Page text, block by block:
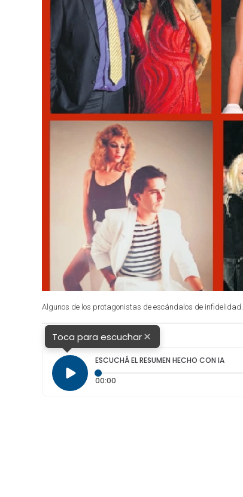
Algunos de los protagonistas de escándalos de infidelidad.
Toca para escuchar×
ESCUCHÁ EL RESUMEN HECHO CON IA
00:00